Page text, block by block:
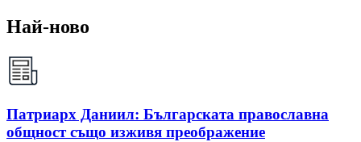
Най-ново
Патриарх Даниил: Българската православна
общност също изживя преображение